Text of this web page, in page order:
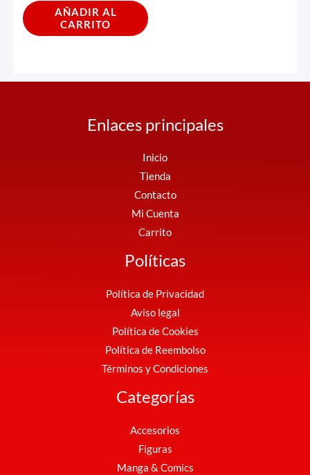
AÑADIR AL
CARRITO
Enlaces principales
Inicio
Tienda
Contacto
Mi Cuenta
Carrito
Políticas
Política de Privacidad
Aviso legal
Política de Cookies
Política de Reembolso
Términos y Condiciones
Categorías
Accesorios
Figuras
Manga & Comics